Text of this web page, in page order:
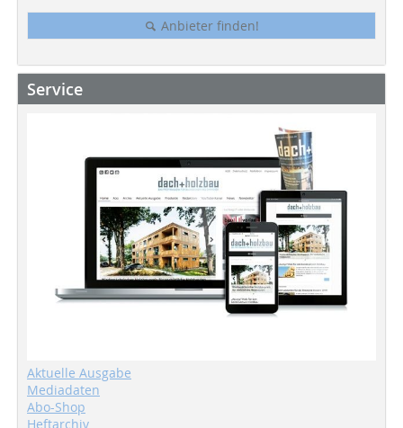
Anbieter finden!
Service
Aktuelle Ausgabe
Mediadaten
Abo-Shop
Heftarchiv